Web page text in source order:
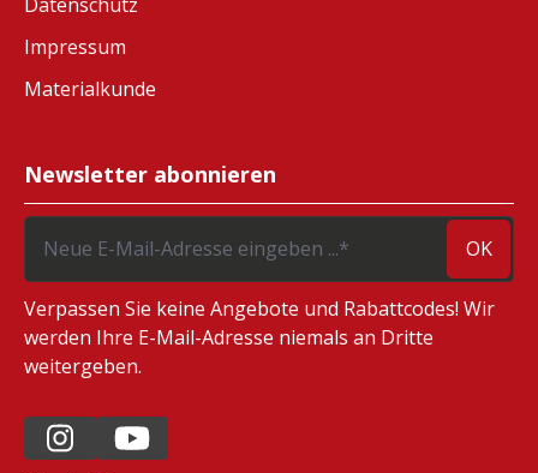
Impressum
Materialkunde
Newsletter abonnieren
OK
Verpassen Sie keine Angebote und Rabattcodes! Wir
werden Ihre E-Mail-Adresse niemals an Dritte
weitergeben.